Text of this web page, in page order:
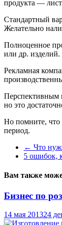
продукта —
Стандартный
Желательно
Полноценное
или др. изделий.
Рекламная
Перспективным
но это
Но помните, что
период.
← Что
5 ошибок,
Вам также
Бизнес по
14 мая 201324